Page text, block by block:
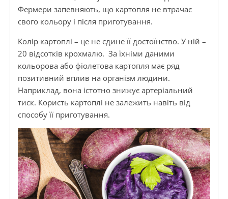
Фермери запевняють, що картопля не втрачає
свого кольору і після приготування.
Колір картоплі – це не єдине її достоїнство. У ній –
20 відсотків крохмалю. За їхніми даними
кольорова або фіолетова картопля має ряд
позитивний вплив на організм людини.
Наприклад, вона істотно знижує артеріальний
тиск. Користь картоплі не залежить навіть від
способу її приготування.